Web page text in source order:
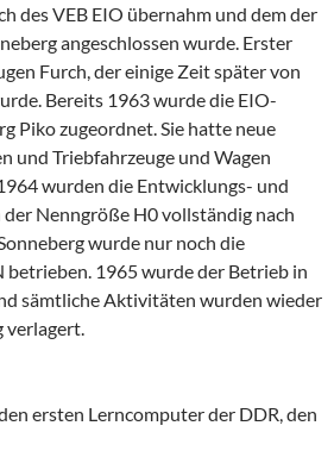
des VEB EIO übernahm und dem der
angeschlossen wurde. Erster
Furch, der einige Zeit später von
Bereits 1963 wurde die EIO-
Piko zugeordnet. Sie hatte neue
und Triebfahrzeuge und Wagen
wurden die Entwicklungs- und
Nenngröße H0 vollständig nach
wurde nur noch die
betrieben. 1965 wurde der Betrieb in
sämtliche Aktivitäten wurden wieder
verlagert.
ersten Lerncomputer der DDR, den